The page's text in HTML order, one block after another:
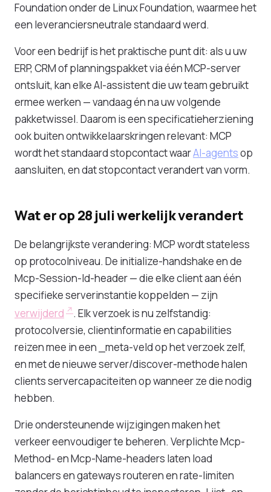
Foundation onder de Linux Foundation, waarmee het
een leveranciersneutrale standaard werd.
Voor een bedrijf is het praktische punt dit: als u uw
ERP, CRM of planningspakket via één MCP-server
ontsluit, kan elke AI-assistent die uw team gebruikt
ermee werken — vandaag én na uw volgende
pakketwissel. Daarom is een specificatieherziening
ook buiten ontwikkelaarskringen relevant: MCP
wordt het standaard stopcontact waarAI-agentsop
aansluiten, en dat stopcontact verandert van vorm.
Wat er op 28 juli werkelijk verandert
De belangrijkste verandering: MCP wordt stateless
op protocolniveau. De initialize-handshake en de
Mcp-Session-Id-header — die elke client aan één
specifieke serverinstantie koppelden — zijn
verwijderd
. Elk verzoek is nu zelfstandig:
protocolversie, clientinformatie en capabilities
reizen mee in een _meta-veld op het verzoek zelf,
en met de nieuwe server/discover-methode halen
clients servercapaciteiten op wanneer ze die nodig
hebben.
Drie ondersteunende wijzigingen maken het
verkeer eenvoudiger te beheren. Verplichte Mcp-
Method- en Mcp-Name-headers laten load
balancers en gateways routeren en rate-limiten